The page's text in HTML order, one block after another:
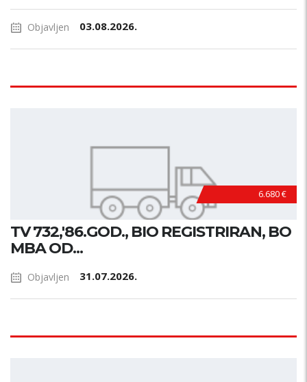
Objavljen 03.08.2026.
6.680 €
TV 732,'86.GOD., BIO REGISTRIRAN, BO
MBA OD...
Objavljen 31.07.2026.